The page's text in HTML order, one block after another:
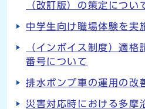
（改訂版）の策定につい
中学生向け職場体験を実
（インボイス制度）適
番号について
排水ポンプ車の運用の改
災害対応時における多摩